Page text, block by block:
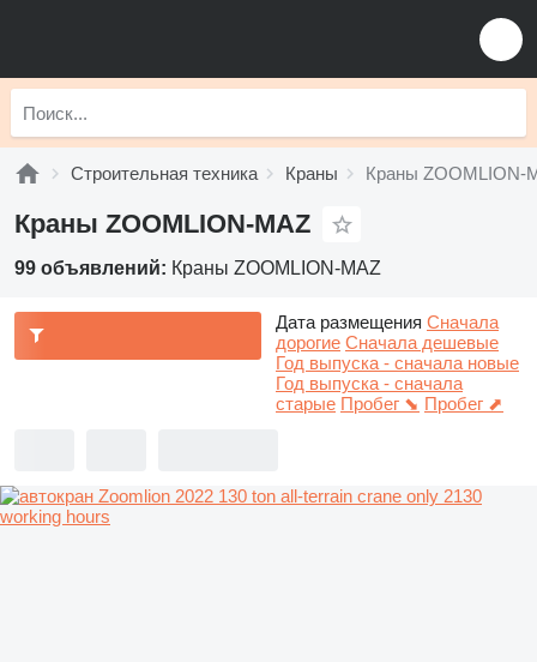
Строительная техника Краны Краны ZOOMLION-
Краны ZOOMLION-MAZ
99 объявлений: Краны ZOOMLION-MAZ
Дата размещения Сначала
дорогие Сначала дешевые
Год выпуска - сначала новые
Год выпуска - сначала
старые Пробег ⬊ Пробег ⬈